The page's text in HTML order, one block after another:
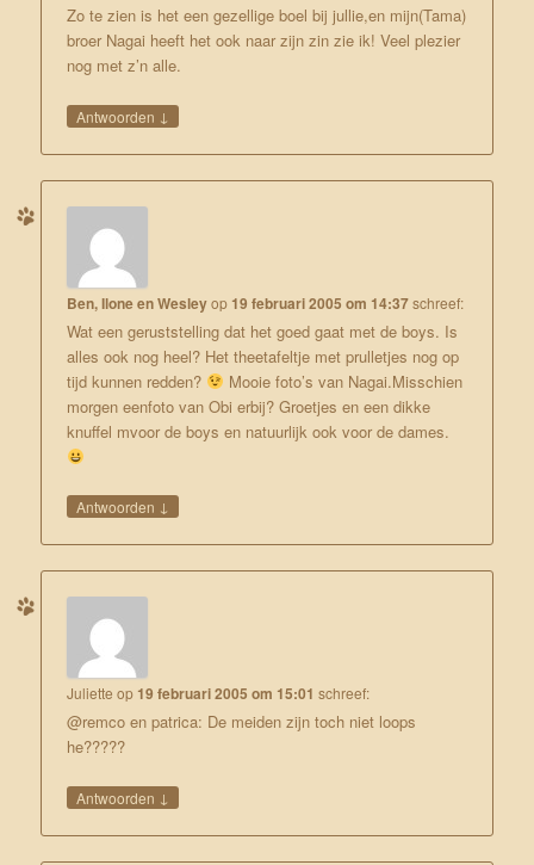
Zo te zien is het een gezellige boel bij jullie,en mijn(Tama)
broer Nagai heeft het ook naar zijn zin zie ik! Veel plezier
nog met z’n alle.
Antwoorden ↓
Ben, Ilone en Wesleyop 19 februari 2005 om 14:37schreef:
Wat een geruststelling dat het goed gaat met de boys. Is
alles ook nog heel? Het theetafeltje met prulletjes nog op
tijd kunnen redden?
Mooie foto’s van Nagai.Misschien
morgen eenfoto van Obi erbij? Groetjes en een dikke
knuffel mvoor de boys en natuurlijk ook voor de dames.
Antwoorden ↓
Juliette op 19 februari 2005 om 15:01 schreef:
@remco en patrica: De meiden zijn toch niet loops
he?????
Antwoorden ↓